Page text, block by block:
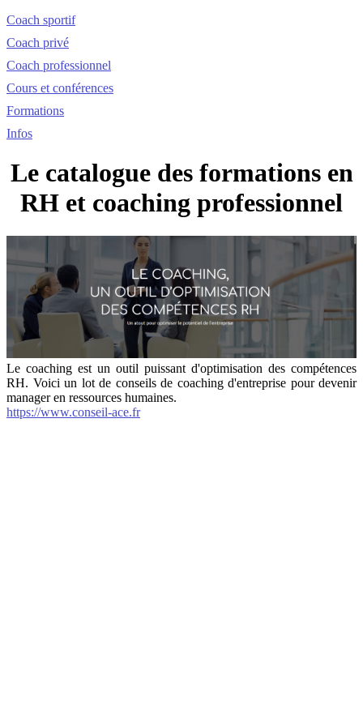
Coach sportif
Coach privé
Coach professionnel
Cours et conférences
Formations
Infos
Le catalogue des formations en
RH et coaching professionnel
Le coaching est un outil puissant d'optimisation des compétences
RH. Voici un lot de conseils de coaching d'entreprise pour devenir
manager en ressources humaines.
https://www.conseil-ace.fr